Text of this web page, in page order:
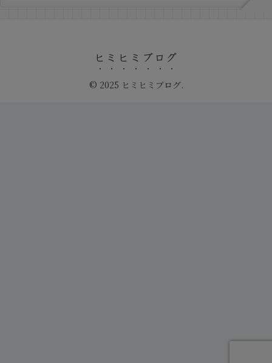
ヒミヒミブログ
© 2025 ヒミヒミブログ.